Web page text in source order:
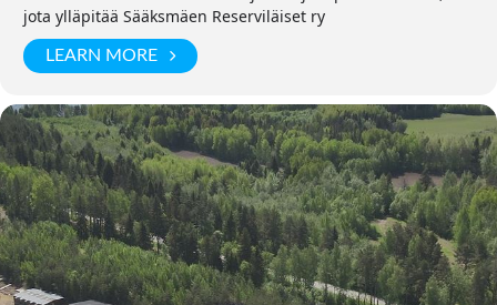
jota ylläpitää Sääksmäen Reserviläiset ry
LEARN MORE